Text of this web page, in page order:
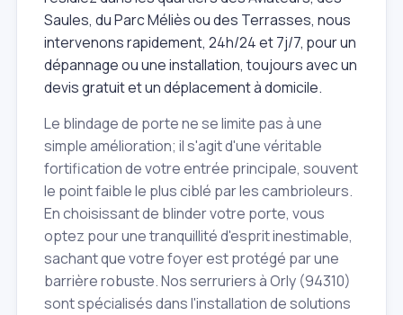
Saules, du Parc Méliès ou des Terrasses, nous
intervenons rapidement, 24h/24 et 7j/7, pour un
dépannage ou une installation, toujours avec un
devis gratuit et un déplacement à domicile.
Le blindage de porte ne se limite pas à une
simple amélioration; il s'agit d'une véritable
fortification de votre entrée principale, souvent
le point faible le plus ciblé par les cambrioleurs.
En choisissant de blinder votre porte, vous
optez pour une tranquillité d'esprit inestimable,
sachant que votre foyer est protégé par une
barrière robuste. Nos serruriers à Orly (94310)
sont spécialisés dans l'installation de solutions